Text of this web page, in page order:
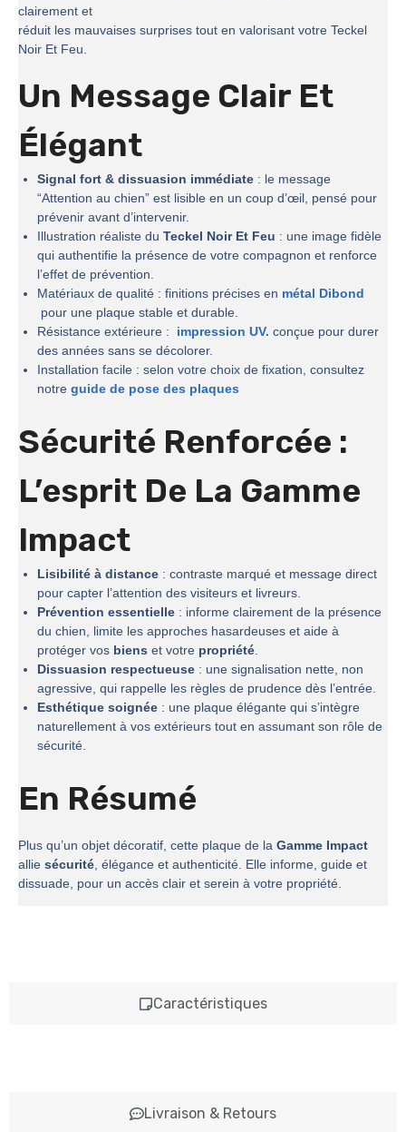
Caractéristiques
Livraison & Retours
clairement et
réduit les mauvaises surprises tout en valorisant votre Teckel
Noir Et Feu.
Un Message Clair Et
Élégant
Signal fort & dissuasion immédiate : le message
“Attention au chien” est lisible en un coup d’œil, pensé pour
prévenir avant d’intervenir.
Illustration réaliste du Teckel Noir Et Feu : une image fidèle
qui authentifie la présence de votre compagnon et renforce
l’effet de prévention.
Matériaux de qualité : finitions précises en métal Dibond
pour une plaque stable et durable.
Résistance extérieure :
impression UV. conçue pour durer
des années sans se décolorer.
Installation facile : selon votre choix de fixation, consultez
notre guide de pose des plaques
Sécurité Renforcée :
L’esprit De La Gamme
Impact
Lisibilité à distance : contraste marqué et message direct
pour capter l’attention des visiteurs et livreurs.
Prévention essentielle : informe clairement de la présence
du chien, limite les approches hasardeuses et aide à
protéger vos biens et votre propriété.
Dissuasion respectueuse : une signalisation nette, non
agressive, qui rappelle les règles de prudence dès l’entrée.
Esthétique soignée : une plaque élégante qui s’intègre
naturellement à vos extérieurs tout en assumant son rôle de
sécurité.
En Résumé
Plus qu’un objet décoratif, cette plaque de la Gamme Impact
allie sécurité, élégance et authenticité. Elle informe, guide et
dissuade, pour un accès clair et serein à votre propriété.